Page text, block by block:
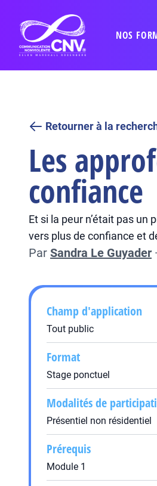
NOS
Retourner à la
Les
confiance
Et si la peur n’était pas
vers plus de confiance et
Par Sandra Le Guyader ·
Champ d'application
Tout public
Format
Stage ponctuel
Modalités de
Présentiel non résidentiel
Prérequis
Module 1